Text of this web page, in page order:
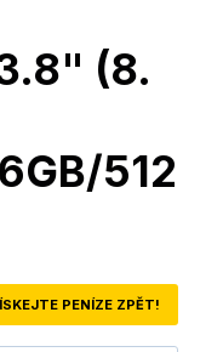
(8.
512
PENÍZE ZPĚT!